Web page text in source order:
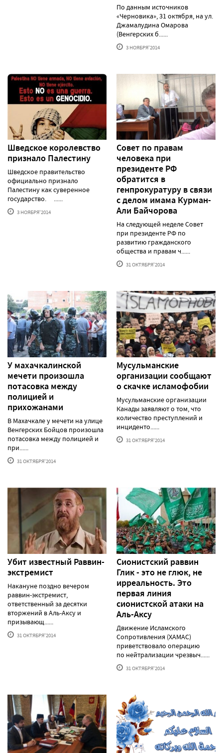
По данным источников
«Черновика», 31 октября, на ул.
Джамалудина Омарова
(Венгерских б......
3 НОЯБРЯ'2014
Шведское королевство
признало Палестину
Шведское правительство
официально признало
Палестину как суверенное
государство. ......
3 НОЯБРЯ'2014
Совет по правам
человека при
президенте РФ
обратится в
генпрокуратуру в связи
с делом имама Курман-
Али Байчорова
На следующей неделе Совет
при президенте РФ по
развитию гражданского
общества и правам ч......
31 ОКТЯБРЯ'2014
У махачкалинской
мечети произошла
потасовка между
полицией и
прихожанами
В Махачкале у мечети на улице
Венгерских Бойцов произошла
потасовка между полицией и
при......
31 ОКТЯБРЯ'2014
Мусульманские
организации сообщают
о скачке исламофобии
Мусульманские организации
Канады заявляют о том, что
количество преступлений и
инциденто......
31 ОКТЯБРЯ'2014
Убит известный Раввин-
экстремист
Накануне поздно вечером
раввин-экстремист,
ответственный за десятки
вторжений в Аль-Аксу и
призывающ......
31 ОКТЯБРЯ'2014
Сионистский раввин
Глик - это не глюк, не
ирреальность. Это
первая линия
сионистской атаки на
Аль-Аксу
Движение Исламского
Сопротивления (ХАМАС)
приветствовало операцию
по нейтрализации чрезвыч......
31 ОКТЯБРЯ'2014